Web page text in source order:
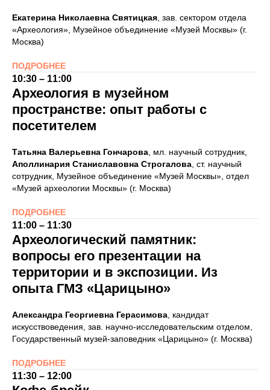
Екатерина Николаевна Святицкая, зав. сектором отдела
«Археология», Музейное объединение «Музей Москвы» (г.
Москва)
ПОДРОБНЕЕ
10:30 – 11:00
Археология в музейном
пространстве: опыт работы с
посетителем
Татьяна Валерьевна Гончарова, мл. научный сотрудник,
Аполлинария Станиславовна Строгалова, ст. научный
сотрудник, Музейное объединение «Музей Москвы», отдел
«Музей археологии Москвы» (г. Москва)
ПОДРОБНЕЕ
11:00 – 11:30
Археологический памятник:
вопросы его презентации на
территории и в экспозиции. Из
опыта ГМЗ «Царицыно»
Александра Георгиевна Герасимова, кандидат
искусствоведения, зав. научно-исследовательским отделом,
Государственный музей-заповедник «Царицыно» (г. Москва)
ПОДРОБНЕЕ
11:30 – 12:00